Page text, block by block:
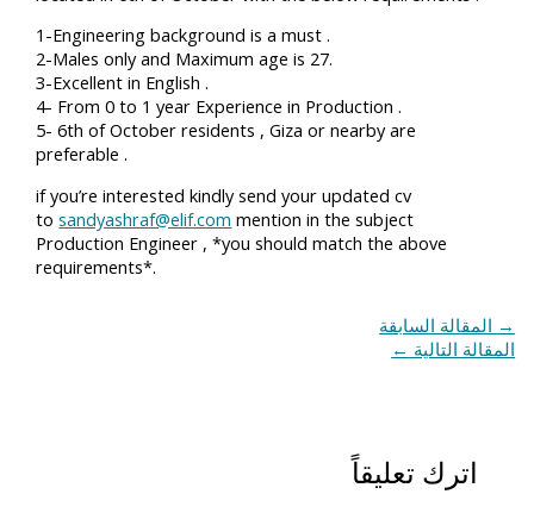
1-Engineering background is a must .
2-Males only and Maximum age is 27.
3-Excellent in English .
4- From 0 to 1 year Experience in Production .
5- 6th of October residents , Giza or nearby are
preferable .
if you’re interested kindly send your updated cv
tosandyashraf@elif.com mention in the subject
Production Engineer , *you should match the above
requirements*.
→ المقالة السابقة
المقالة التالية ←
اترك تعليقاً